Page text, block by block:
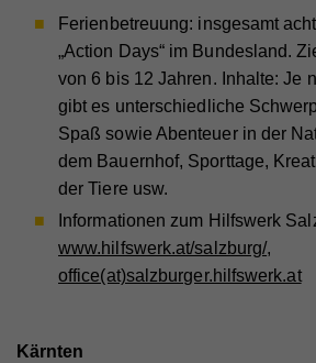
Ferienbetreuung: insgesamt
„Action Days“ im Bundesland.
von 6 bis 12 Jahren. Inhalte: Je
gibt es unterschiedliche
Spaß sowie Abenteuer in der
dem Bauernhof, Sporttage,
der Tiere usw.
Informationen zum Hilfswerk
www.hilfswerk.at/salzburg/,
office(at)salzburger.hilfswerk.at
Kärnten
Zweck
Barrierefreileiste.
Laufzeit 179 Tage
Zweck
integrierten YouTube-Videos
Name vuid
Anbieter Vimeo
Laufzeit 2 Jahre
Echtzeitgebote dritter
Name fr
Anbieter
Laufzeit 90 Tage
Beinhaltet eine eindeutige
ID, die für gezielte Werbung
Name _ga
Anbieter
Laufzeit 2 Jahre
Zweck
um statistische Daten dazu,
Website nutzt, zu generieren.
Cookie-Informationen anzeigen
Externe Inhalte
Mit dieser Einstellung werden
unserer Webseite zugelassen, die
stammen (z.B. Inlineframes).
technische Daten (z.B. IP-Adresse)
die jeweiligen Drittanbieter
Einbindungen auf unserer
werden können.